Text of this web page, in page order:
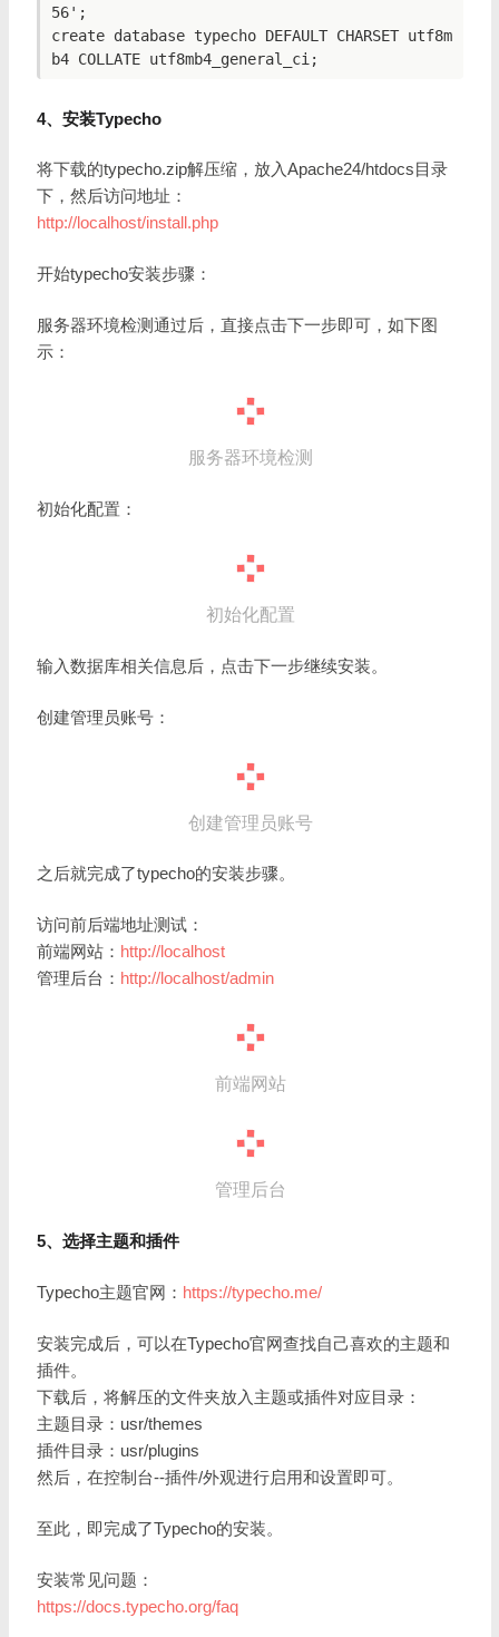
56';
create database typecho DEFAULT CHARSET utf8m
4、安装Typecho
将下载的typecho.zip解压缩，放入Apache24/htdocs目录
下，然后访问地址：
http://localhost/install.php
开始typecho安装步骤：
服务器环境检测通过后，直接点击下一步即可，如下图
示：
服务器环境检测
初始化配置：
初始化配置
输入数据库相关信息后，点击下一步继续安装。
创建管理员账号：
创建管理员账号
之后就完成了typecho的安装步骤。
访问前后端地址测试：
前端网站： http://localhost
管理后台： http://localhost/admin
前端网站
管理后台
5、选择主题和插件
Typecho主题官网： https://typecho.me/
安装完成后，可以在Typecho官网查找自己喜欢的主题和
插件。
下载后，将解压的文件夹放入主题或插件对应目录：
主题目录：usr/themes
插件目录：usr/plugins
然后，在控制台--插件/外观进行启用和设置即可。
至此，即完成了Typecho的安装。
安装常见问题：
https://docs.typecho.org/faq